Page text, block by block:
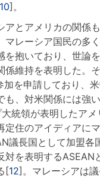
10]。
とアメリカの関係
マレーシア国民の多
を抱いており、世論
係維持を表明した。
加を申請しており、
も、対米関係には強
統領が表明したアメ
定住のアイディアに
議長国として加盟各
対を表明するASEAN
[12]。マレーシアは